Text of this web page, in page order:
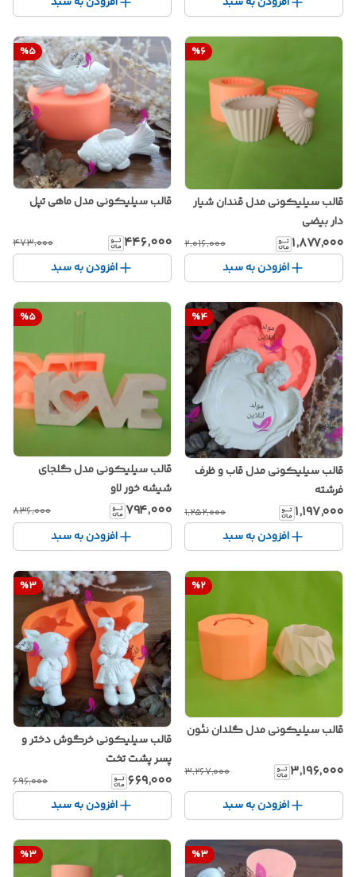
%6
قالب سیلیکونی مدل قندان شیار
دار بیضی
۱٬۸۷۷٬۰۰۰ ۲٬۰۱۶٬۰۰۰
افزودن به سبد
%5
قالب سیلیکونی مدل ماهی تپل
۴۴۶٬۰۰۰ ۴۷۳٬۰۰۰
افزودن به سبد
%4
قالب سیلیکونی مدل قاب و ظرف
فرشته
۱٬۱۹۷٬۰۰۰ ۱٬۲۵۲٬۰۰۰
افزودن به سبد
%5
قالب سیلیکونی مدل گلجای
شیشه خور لاو
۷۹۴٬۰۰۰ ۸۳۶٬۰۰۰
افزودن به سبد
%2
قالب سیلیکونی مدل گلدان نئون
۳٬۱۹۶٬۰۰۰ ۳٬۲۶۷٬۰۰۰
افزودن به سبد
%3
قالب سیلیکونی خرگوش دختر و
پسر پشت تخت
۶۶۹٬۰۰۰ ۶۹۶٬۰۰۰
افزودن به سبد
%3
%3